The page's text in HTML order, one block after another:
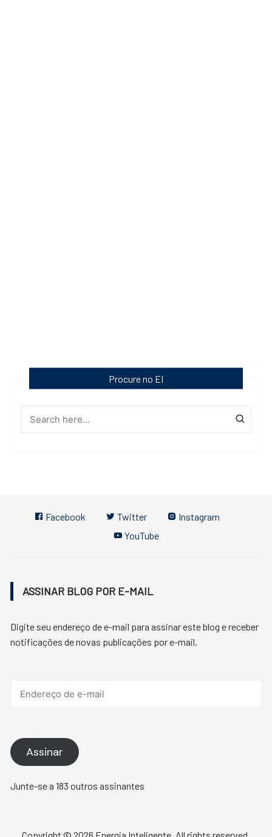
Procure no EI
Facebook Twitter
Instagram
YouTube
ASSINAR BLOG POR E-MAIL
Digite seu endereço de e-mail para assinar este blog e receber
notificações de novas publicações por e-mail.
Assinar
Junte-se a 183 outros assinantes